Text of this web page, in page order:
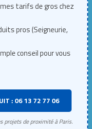
tarifs de gros chez
pros (Seigneurie,
conseil pour vous
: 06 13 72 77 06
projets de proximité à Paris.